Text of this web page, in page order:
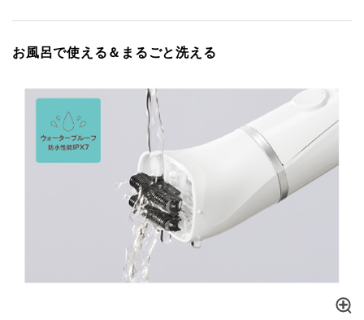
お風呂で使える＆まるごと洗える